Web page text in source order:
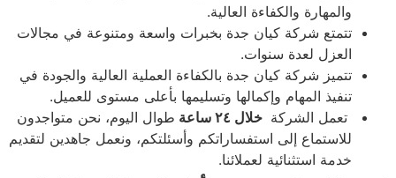
والمهارة والكفاءة العالية.
تتمتع شركة كيان جدة بخبرات واسعة ومتنوعة في مجالات
العزل لعدة سنوات.
تتميز شركة كيان جدة بالكفاءة العملية العالية والجودة في
تنفيذ المهام وإكمالها وتسليمها بأعلى مستوى للعميل.
تعمل الشركة خلال ٢٤ ساعة
طوال اليوم، نحن متواجدون
للاستماع إلى استفساراتكم وأسئلتكم، ونعمل جاهدين لتقديم
خدمة استثنائية لعملائنا.